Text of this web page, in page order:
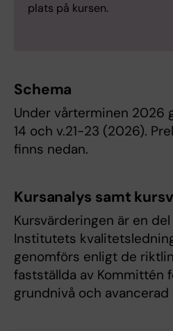
plats på kursen.
Schema
Under vårterminen 2026
14 och v.21-23 (2026).
finns nedan.
Kursanalys samt
Kursvärderingen är en
Institutets
genomförs enligt de
fastställda av Kommittén
grundnivå och avancerad